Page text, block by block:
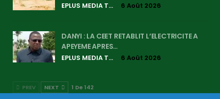
EPLUS MEDIA TV 6 Août 2026
DANYI : LA CEET RETABLIT L’ELECTRICITE A
APEYEME APRES…
EPLUS MEDIA TV 6 Août 2026
PREV NEXT 1 De 142